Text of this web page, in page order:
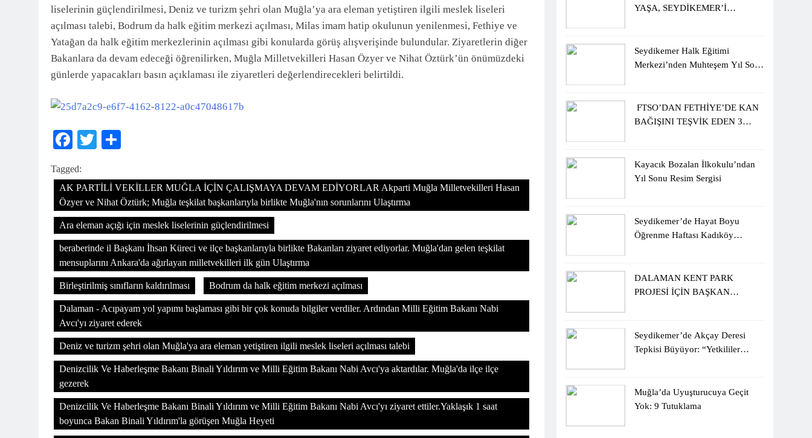
liselerinin güçlendirilmesi, Deniz ve turizm şehri olan Muğla’ya ara eleman yetiştiren ilgili meslek liseleri
açılması talebi, Bodrum da halk eğitim merkezi açılması, Milas imam hatip okulunun yenilenmesi, Fethiye ve
Yatağan da halk eğitim merkezlerinin açılması gibi konularda görüş alışverişinde bulundular. Ziyaretlerin diğer
Bakanlara da devam edeceği öğrenilirken, Muğla Milletvekilleri Hasan Özyer ve Nihat Öztürk’ün önümüzdeki
günlerde yapacakları basın açıklaması ile ziyaretleri değerlendirecekleri belirtildi.
Facebook
Twitter
Tagged:
AK PARTİLİ VEKİLLER MUĞLA İÇİN ÇALIŞMAYA DEVAM EDİYORLAR Akparti Muğla Milletvekilleri Hasan
Özyer ve Nihat Öztürk; Muğla teşkilat başkanlarıyla birlikte Muğla'nın sorunlarını Ulaştırma
Ara eleman açığı için meslek liselerinin güçlendirilmesi
beraberinde il Başkanı İhsan Küreci ve ilçe başkanlarıyla birlikte Bakanları ziyaret ediyorlar. Muğla'dan gelen teşkilat
mensuplarını Ankara'da ağırlayan milletvekilleri ilk gün Ulaştırma
Birleştirilmiş sınıfların kaldırılması Bodrum da halk eğitim merkezi açılması
Dalaman - Acıpayam yol yapımı başlaması gibi bir çok konuda bilgiler verdiler. Ardından Milli Eğitim Bakanı Nabi
Avcı'yı ziyaret ederek
Deniz ve turizm şehri olan Muğla'ya ara eleman yetiştiren ilgili meslek liseleri açılması talebi
Denizcilik Ve Haberleşme Bakanı Binali Yıldırım ve Milli Eğitim Bakanı Nabi Avcı'ya aktardılar. Muğla'da ilçe ilçe
gezerek
Denizcilik Ve Haberleşme Bakanı Binali Yıldırım ve Milli Eğitim Bakanı Nabi Avcı'yı ziyaret ettiler.Yaklaşık 1 saat
boyunca Bakan Binali Yıldırım'la görüşen Muğla Heyeti
YAŞA, SEYDİKEMER’İ
Seydikemer Halk Eğitimi
Merkezi’nden Muhteşem Yıl Sonu
FTSO’DAN FETHİYE’DE KAN
BAĞIŞINI TEŞVİK EDEN 3
Kayacık Bozalan İlkokulu’ndan
Yıl Sonu Resim Sergisi
Seydikemer’de Hayat Boyu
Öğrenme Haftası Kadıköy
DALAMAN KENT PARK
PROJESİ İÇİN BAŞKAN
Seydikemer’de Akçay Deresi
Tepkisi Büyüyor: “Yetkililer
Muğla’da Uyuşturucuya Geçit
Yok: 9 Tutuklama